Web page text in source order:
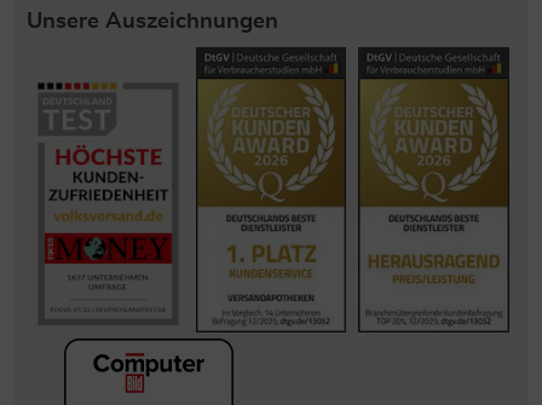
Unsere Auszeichnungen